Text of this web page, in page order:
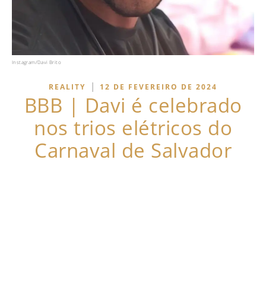
Instagram/Davi Brito
REALITY | 12 DE FEVEREIRO DE 2024
BBB | Davi é celebrado
nos trios elétricos do
Carnaval de Salvador